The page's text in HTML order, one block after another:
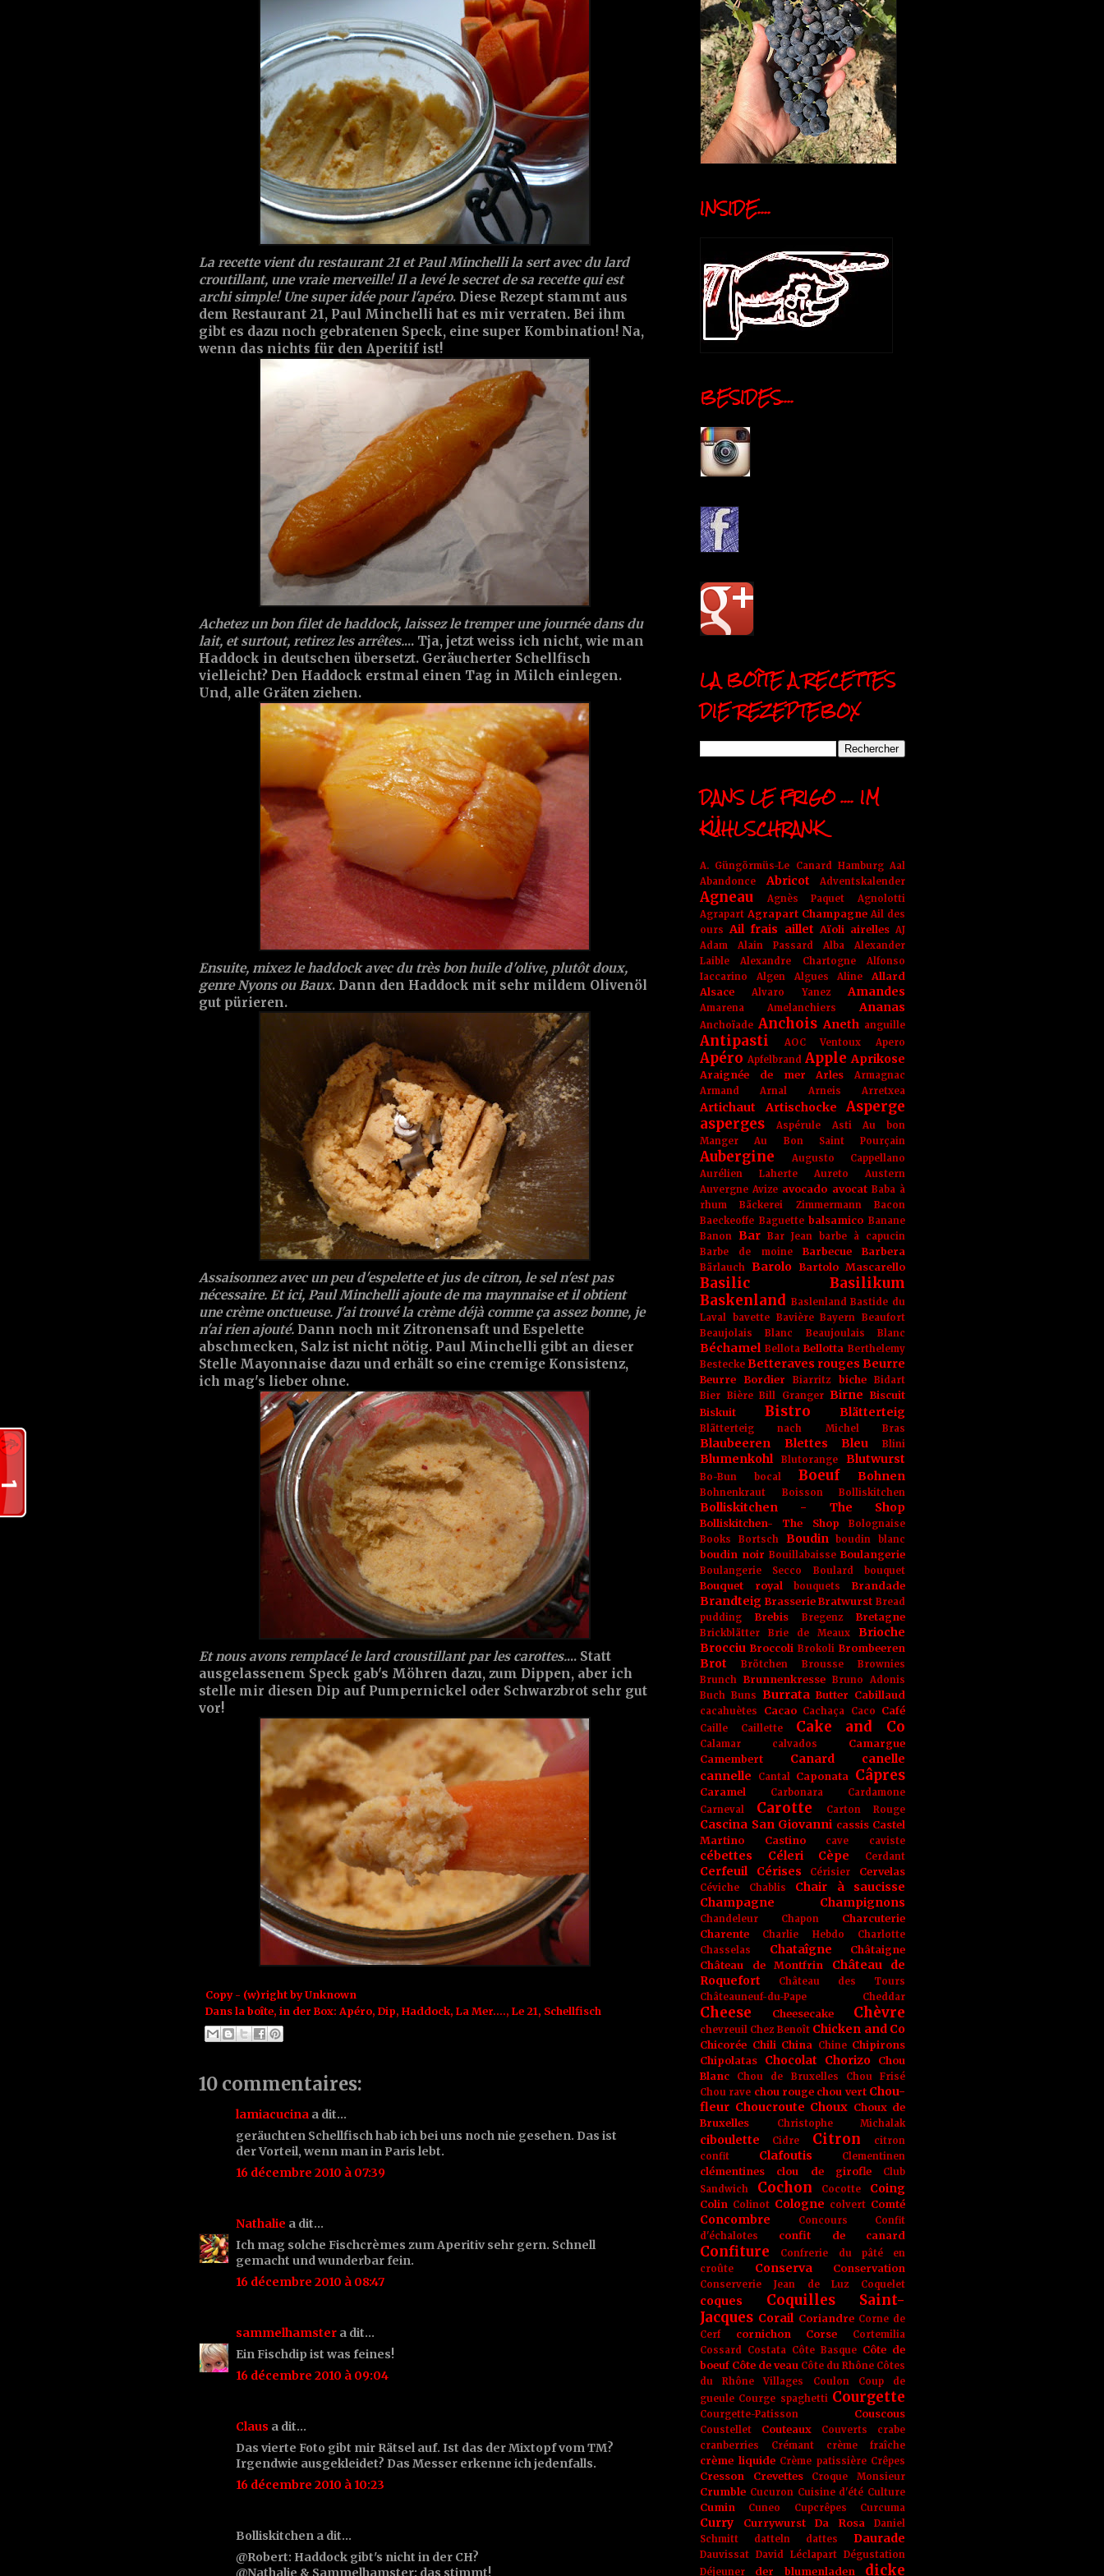
La recette vient du restaurant 21 et Paul Minchelli la sert avec du lard
croutillant, une vraie merveille! Il a levé le secret de sa recette qui est
archi simple! Une super idée pour l'apéro. Diese Rezept stammt aus
dem Restaurant 21, Paul Minchelli hat es mir verraten. Bei ihm
gibt es dazu noch gebratenen Speck, eine super Kombination! Na,
wenn das nichts für den Aperitif ist!
Achetez un bon filet de haddock, laissez le tremper une journée dans du
lait, et surtout, retirez les arrêtes.... Tja, jetzt weiss ich nicht, wie man
Haddock in deutschen übersetzt. Geräucherter Schellfisch
vielleicht? Den Haddock erstmal einen Tag in Milch einlegen.
Und, alle Gräten ziehen.
Ensuite, mixez le haddock avec du très bon huile d'olive, plutôt doux,
genre Nyons ou Baux. Dann den Haddock mit sehr mildem Olivenöl
gut pürieren.
Assaisonnez avec un peu d'espelette et jus de citron, le sel n'est pas
nécessaire. Et ici, Paul Minchelli ajoute de ma maynnaise et il obtient
une crème onctueuse. J'ai trouvé la crème déjà comme ça assez bonne, je
n'ai rien ajouté. Dann noch mit Zitronensaft und Espelette
abschmecken, Salz ist nicht nötig. Paul Minchelli gibt an dieser
Stelle Mayonnaise dazu und erhält so eine cremige Konsistenz,
ich mag's lieber ohne.
Et nous avons remplacé le lard croustillant par les carottes.... Statt
ausgelassenem Speck gab's Möhren dazu, zum Dippen, aber ich
stelle mir diesen Dip auf Pumpernickel oder Schwarzbrot sehr gut
vor!
Copy - (w)right byUnknown
Dans la boîte, in der Box:Apéro, Dip, Haddock, La Mer...., Le 21, Schellfisch
10 commentaires:
lamiacucina a dit…
geräuchten Schellfisch hab ich bei uns noch nie gesehen. Das ist
der Vorteil, wenn man in Paris lebt.
16 décembre 2010 à 07:39
Nathalie a dit…
Ich mag solche Fischcrèmes zum Aperitiv sehr gern. Schnell
gemacht und wunderbar fein.
16 décembre 2010 à 08:47
sammelhamster a dit…
Ein Fischdip ist was feines!
16 décembre 2010 à 09:04
Claus a dit…
Das vierte Foto gibt mir Rätsel auf. Ist das der Mixtopf vom TM?
Irgendwie ausgekleidet? Das Messer erkenne ich jedenfalls.
16 décembre 2010 à 10:23
Bolliskitchen a dit…
@Robert: Haddock gibt's nicht in der CH?
@Nathalie & Sammelhamster: das stimmt!
INSIDE....
BESIDES....
LA BOÎTE A RECETTES
DIE REZEPTEBOX
DANS LE FRIGO .... IM
KÜHLSCHRANK
A. Güngörmüs-Le Canard Hamburg Aal
Abandonce
Abricot Adventskalender
Agneau Agnès Paquet
Agnolotti
Agrapart Agrapart Champagne Ail des
ours Ail frais aillet Aïoli airelles AJ
Adam
Alain Passard Alba
Alexander
Laible
Alexandre Chartogne
Alfonso
Iaccarino
Algen Algues Aline
Allard
Alsace
Alvaro Yanez Amandes
Amarena Amelanchiers Ananas
Anchoïade Anchois Aneth anguille
Antipasti AOC Ventoux Apero
Apéro Apfelbrand Apple Aprikose
Araignée de mer Arles
Armagnac
Armand Arnal
Arneis Arretxea
Artichaut Artischocke
Asperge
asperges
Aspérule Asti
Au bon
Manger
Au Bon Saint Pourçain
Aubergine
Augusto Cappellano
Aurélien Laherte
Aureto
Austern
Auvergne Avize avocado avocat Baba à
rhum
Bäckerei Zimmermann
Bacon
Baeckeoffe Baguette balsamico Banane
Banon Bar Bar Jean
barbe à capucin
Barbe de moine
Barbecue Barbera
Bärlauch Barolo Bartolo Mascarello
Basilic
Basilikum
Baskenland Baslenland Bastide du
Laval
bavette Bavière Bayern Beaufort
Beaujolais Blanc
Beaujoulais Blanc
Béchamel Bellota Bellotta Berthelemy
Bestecke Betteraves rouges Beurre
Beurre Bordier Biarritz biche
Bidart
Bier Bière Bill Granger Birne
Biscuit
Biskuit
Bistro Blätterteig
Blätterteig nach Michel Bras
Blaubeeren Blettes Bleu Blini
Blumenkohl Blutorange Blutwurst
Bo-Bun bocal Boeuf Bohnen
Bohnenkraut Boisson Bolliskitchen
Bolliskitchen - The Shop
Bolliskitchen- The Shop
Bolognaise
Books
Bortsch Boudin boudin blanc
boudin noir Bouillabaisse Boulangerie
Boulangerie Secco Boulard bouquet
Bouquet royal bouquets Brandade
Brandteig Brasserie Bratwurst Bread
pudding
Brebis Bregenz Bretagne
Brickblätter Brie de Meaux
Brioche
Brocciu Broccoli Brokoli Brombeeren
Brot Brötchen Brousse
Brownies
Brunch Brunnenkresse Bruno Adonis
Buch Buns Burrata Butter Cabillaud
cacahuètes Cacao Cachaça Caco Café
Caille Caillette Cake and Co
Calamar calvados
Camargue
Camembert
Canard
canelle
cannelle
Cantal Caponata Câpres
Caramel Carbonara
Cardamone
Carneval
Carotte Carton Rouge
Cascina San Giovanni cassis Castel
Martino
Castino cave caviste
cébettes Céleri Cèpe Cerdant
Cerfeuil Cérises Cérisier Cervelas
Céviche Chablis
Chair à saucisse
Champagne
Champignons
Chandeleur Chapon
Charcuterie
Charente
Charlie Hebdo
Charlotte
Chasselas
Chataîgne
Châtaigne
Château de Montfrin
Château de
Roquefort
Château des Tours
Châteauneuf-du-Pape
Cheddar
Cheese Cheesecake Chèvre
chevreuil Chez Benoît Chicken and Co
Chicorée Chili China Chine Chipirons
Chipolatas
Chocolat Chorizo
Chou
Blanc
Chou de Bruxelles
Chou Frisé
Chou rave chou rouge chou vert Chou-
fleur Choucroute Choux Choux de
Bruxelles
Christophe Michalak
ciboulette Cidre Citron
citron
confit
Clafoutis Clementinen
clémentines clou de girofle
Club
Sandwich
Cochon Cocotte Coing
Colin Colinot Cologne colvert Comté
Concombre Concours
Confit
d'échalotes
confit de canard
Confiture
Confrerie du pâté en
croûte
Conserva Conservation
Conserverie Jean de Luz Coquelet
coques
Coquilles Saint-
Jacques Corail Coriandre Corne de
Cerf
cornichon Corse
Cortemilia
Cossard Costata Côte Basque Côte de
boeuf Côte de veau Côte du Rhône Côtes
du Rhône Villages
Coulon
Coup de
gueule Courge spaghetti Courgette
Courgette-Patisson Couscous
Coustellet Couteaux Couverts
crabe
cranberries
Crémant crème fraîche
crème liquide Crème patissière Crêpes
Cresson Crevettes Croque Monsieur
Crumble Cucuron Cuisine d'été Culture
Cumin Cuneo Cupcrêpes Curcuma
Curry Currywurst Da Rosa
Daniel
Schmitt
datteln dattes Daurade
Dauvissat David Léclapart Dégustation
Déjeuner
der blumenladen dicke